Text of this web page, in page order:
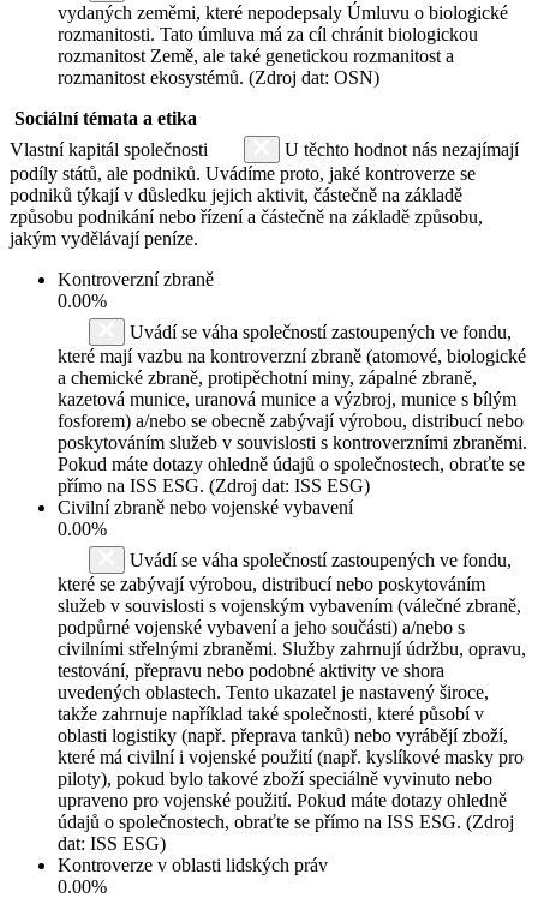
vydaných zeměmi, které nepodepsaly Úmluvu o biologické
rozmanitosti. Tato úmluva má za cíl chránit biologickou
rozmanitost Země, ale také genetickou rozmanitost a
rozmanitost ekosystémů. (Zdroj dat: OSN)
Sociální témata a etika
Vlastní kapitál společnosti
U těchto hodnot nás nezajímají
podíly států, ale podniků. Uvádíme proto, jaké kontroverze se
podniků týkají v důsledku jejich aktivit, částečně na základě
způsobu podnikání nebo řízení a částečně na základě způsobu,
jakým vydělávají peníze.
Kontroverzní zbraně
0.00%
Uvádí se váha společností zastoupených ve fondu,
které mají vazbu na kontroverzní zbraně (atomové, biologické
a chemické zbraně, protipěchotní miny, zápalné zbraně,
kazetová munice, uranová munice a výzbroj, munice s bílým
fosforem) a/nebo se obecně zabývají výrobou, distribucí nebo
poskytováním služeb v souvislosti s kontroverzními zbraněmi.
Pokud máte dotazy ohledně údajů o společnostech, obraťte se
přímo na ISS ESG. (Zdroj dat: ISS ESG)
Civilní zbraně nebo vojenské vybavení
0.00%
Uvádí se váha společností zastoupených ve fondu,
které se zabývají výrobou, distribucí nebo poskytováním
služeb v souvislosti s vojenským vybavením (válečné zbraně,
podpůrné vojenské vybavení a jeho součásti) a/nebo s
civilními střelnými zbraněmi. Služby zahrnují údržbu, opravu,
testování, přepravu nebo podobné aktivity ve shora
uvedených oblastech. Tento ukazatel je nastavený široce,
takže zahrnuje například také společnosti, které působí v
oblasti logistiky (např. přeprava tanků) nebo vyrábějí zboží,
které má civilní i vojenské použití (např. kyslíkové masky pro
piloty), pokud bylo takové zboží speciálně vyvinuto nebo
upraveno pro vojenské použití. Pokud máte dotazy ohledně
údajů o společnostech, obraťte se přímo na ISS ESG. (Zdroj
dat: ISS ESG)
Kontroverze v oblasti lidských práv
0.00%